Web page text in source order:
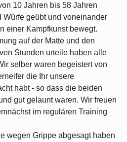
10 Jahren bis 58 Jahren
Würfe geübt und voneinander
einer Kampfkunst bewegt.
auf der Matte und den
Stunden urteile haben alle
selber waren begeistert von
die Ihr unsere
habt - so dass die beiden
gut gelaunt waren. Wir freuen
im regulären Training
wegen Grippe abgesagt haben